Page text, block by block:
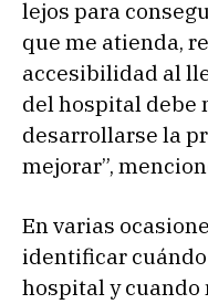
lejos para
que me atienda,
accesibilidad al
del hospital debe
desarrollarse la
mejorar”,
En varias
identificar
hospital y cuando